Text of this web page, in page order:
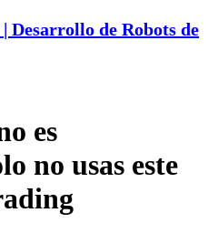
Desarrollo de Robots de
es
no usas este